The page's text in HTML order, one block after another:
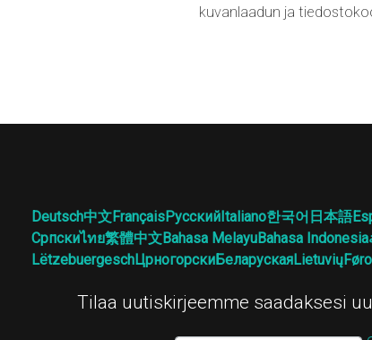
kuvanlaadun ja
Deutsch中文FrançaisРусскийItaliano한국어 日本語
Српскиไทย繁體中文Bahasa MelayuBahasa Indonesia
LëtzebuergeschЦрногорскиБеларускаяLietuvių
Tilaa uutiskirjeemme saadaksesi